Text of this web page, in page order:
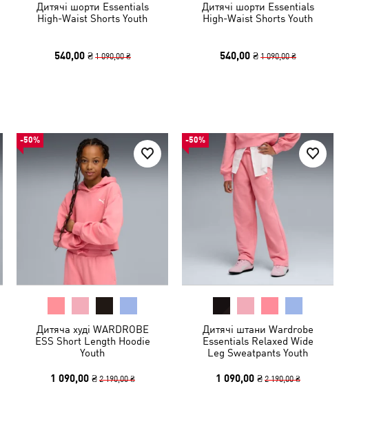
Дитячі шорти Essentials
High-Waist Shorts Youth
540,00 ₴ 1 090,00 ₴
Дитячі шорти Essentials
High-Waist Shorts Youth
540,00 ₴ 1 090,00 ₴
-50%
Дитяча худі WARDROBE
ESS Short Length Hoodie
Youth
1 090,00 ₴ 2 190,00 ₴
-50%
Дитячі штани Wardrobe
Essentials Relaxed Wide
Leg Sweatpants Youth
1 090,00 ₴ 2 190,00 ₴